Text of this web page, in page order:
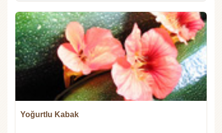
Yoğurtlu Kabak